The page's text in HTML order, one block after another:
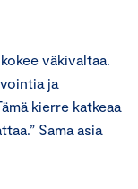
väkivaltaa.
ja
kierre katkeaa
Sama asia